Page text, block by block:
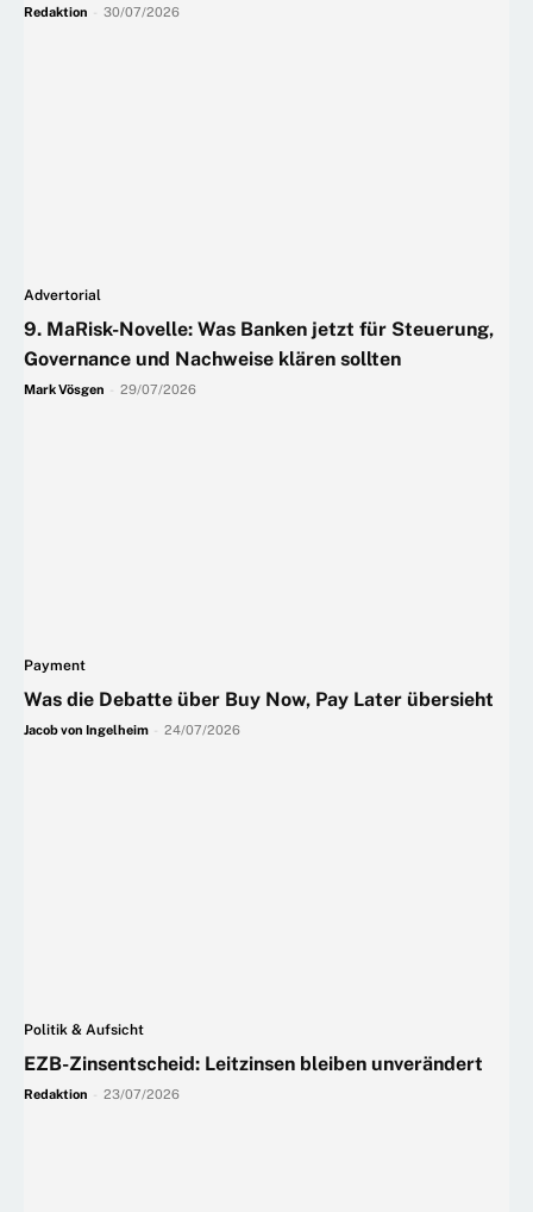
Redaktion 30/07/2026
Advertorial
9. MaRisk-Novelle: Was Banken jetzt für Steuerung,
Governance und Nachweise klären sollten
Mark Vösgen 29/07/2026
Payment
Was die Debatte über Buy Now, Pay Later übersieht
Jacob von Ingelheim 24/07/2026
Politik & Aufsicht
EZB-Zinsentscheid: Leitzinsen bleiben unverändert
Redaktion 23/07/2026